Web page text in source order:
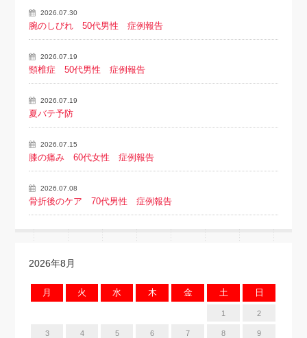
2026.07.30
腕のしびれ 50代男性 症例報告
2026.07.19
頸椎症 50代男性 症例報告
2026.07.19
夏バテ予防
2026.07.15
膝の痛み 60代女性 症例報告
2026.07.08
骨折後のケア 70代男性 症例報告
2026年8月
月 火 水 木 金 土 日
1 2
3 4 5 6 7 8 9